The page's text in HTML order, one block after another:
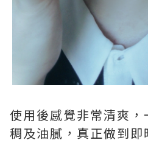
使用後感覺非常清爽
稠及油膩，真正做到即